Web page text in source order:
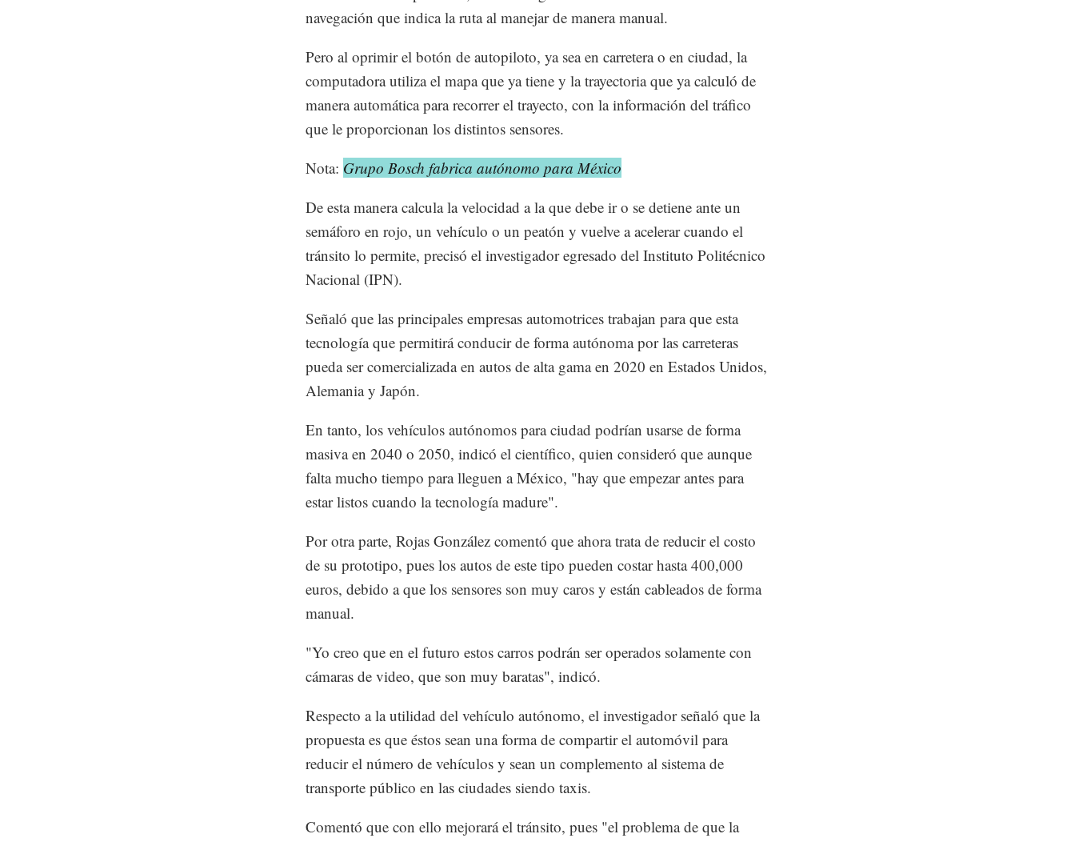
navegación que indica la ruta al manejar de manera manual.
Pero al oprimir el botón de autopiloto, ya sea en carretera o en ciudad, la
computadora utiliza el mapa que ya tiene y la trayectoria que ya calculó de
manera automática para recorrer el trayecto, con la información del tráfico
que le proporcionan los distintos sensores.
Nota: Grupo Bosch fabrica autónomo para México
De esta manera calcula la velocidad a la que debe ir o se detiene ante un
semáforo en rojo, un vehículo o un peatón y vuelve a acelerar cuando el
tránsito lo permite, precisó el investigador egresado del Instituto Politécnico
Nacional (IPN).
Señaló que las principales empresas automotrices trabajan para que esta
tecnología que permitirá conducir de forma autónoma por las carreteras
pueda ser comercializada en autos de alta gama en 2020 en Estados Unidos,
Alemania y Japón.
En tanto, los vehículos autónomos para ciudad podrían usarse de forma
masiva en 2040 o 2050, indicó el científico, quien consideró que aunque
falta mucho tiempo para lleguen a México, "hay que empezar antes para
estar listos cuando la tecnología madure".
Por otra parte, Rojas González comentó que ahora trata de reducir el costo
de su prototipo, pues los autos de este tipo pueden costar hasta 400,000
euros, debido a que los sensores son muy caros y están cableados de forma
manual.
"Yo creo que en el futuro estos carros podrán ser operados solamente con
cámaras de video, que son muy baratas", indicó.
Respecto a la utilidad del vehículo autónomo, el investigador señaló que la
propuesta es que éstos sean una forma de compartir el automóvil para
reducir el número de vehículos y sean un complemento al sistema de
transporte público en las ciudades siendo taxis.
Comentó que con ello mejorará el tránsito, pues "el problema de que la